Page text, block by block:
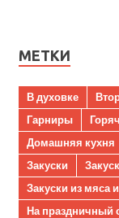
МЕТКИ
В духовке
Гарниры
Домашняя кухня
Закуски
Закуски из мяса
На праздничный